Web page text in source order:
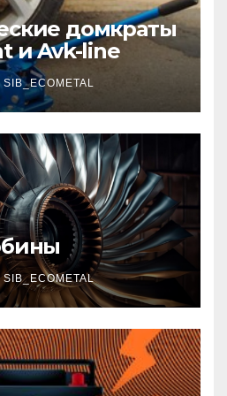
домкраты
и Avk-line
SIB_ECOMETAL
SIB_ECOMETAL